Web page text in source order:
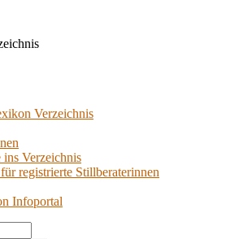
Verzeichnis
Verzeichnis
regis­trier­te Stillberaterinnen
Infoportal